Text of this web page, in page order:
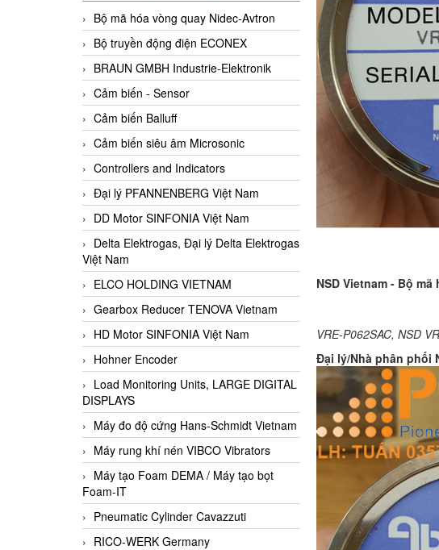
Bộ mã hóa vòng quay Nidec-Avtron
Bộ truyền động điện ECONEX
BRAUN GMBH Industrie-Elektronik
Cảm biến - Sensor
Cảm biến Balluff
Cảm biến siêu âm Microsonic
Controllers and Indicators
Đại lý PFANNENBERG Việt Nam
DD Motor SINFONIA Việt Nam
Delta Elektrogas, Đại lý Delta Elektrogas
Việt Nam
ELCO HOLDING VIETNAM
Gearbox Reducer TENOVA Vietnam
HD Motor SINFONIA Việt Nam
Hohner Encoder
Load Monitoring Units, LARGE DIGITAL
DISPLAYS
Máy đo độ cứng Hans-Schmidt Vietnam
Máy rung khí nén VIBCO Vibrators
Máy tạo Foam DEMA / Máy tạo bọt
Foam-IT
Pneumatic Cylinder Cavazzuti
RICO-WERK Germany
NSD Vietnam - Bộ mã
VRE-P062SAC, NSD
Đại lý/Nhà phân phối